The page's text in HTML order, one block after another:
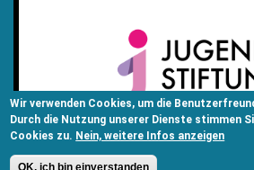
Wir verwenden Cookies, um die
Durch die Nutzung unserer Dienste stimmen
Cookies zu. Nein, weitere Infos anzeigen
OK, ich bin einverstanden